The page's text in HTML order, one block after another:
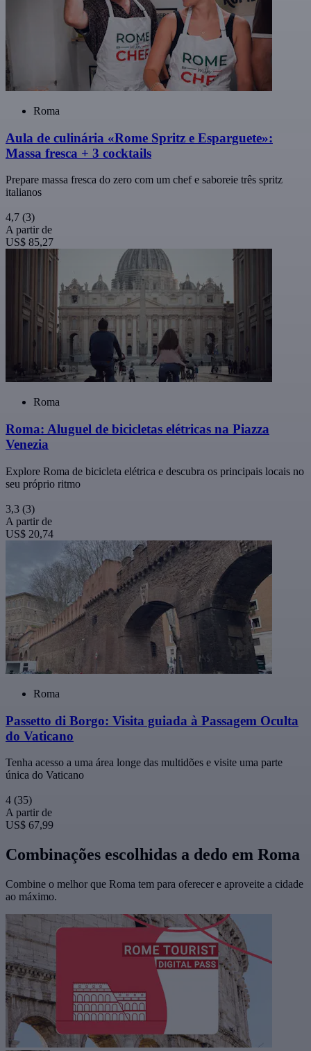
Roma
Aula de culinária «Rome Spritz e Esparguete»:
Massa fresca + 3 cocktails
Prepare massa fresca do zero com um chef e saboreie três spritz
italianos
4,7 (3)
A partir de
US$ 85,27
Roma
Roma: Aluguel de bicicletas elétricas na Piazza
Venezia
Explore Roma de bicicleta elétrica e descubra os principais locais no
seu próprio ritmo
3,3 (3)
A partir de
US$ 20,74
Roma
Passetto di Borgo: Visita guiada à Passagem Oculta
do Vaticano
Tenha acesso a uma área longe das multidões e visite uma parte
única do Vaticano
4 (35)
A partir de
US$ 67,99
Combinações escolhidas a dedo em Roma
Combine o melhor que Roma tem para oferecer e aproveite a cidade
ao máximo.